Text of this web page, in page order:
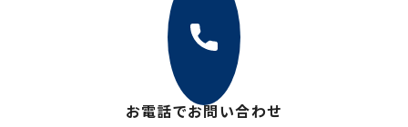
お電話でお問い合わせ